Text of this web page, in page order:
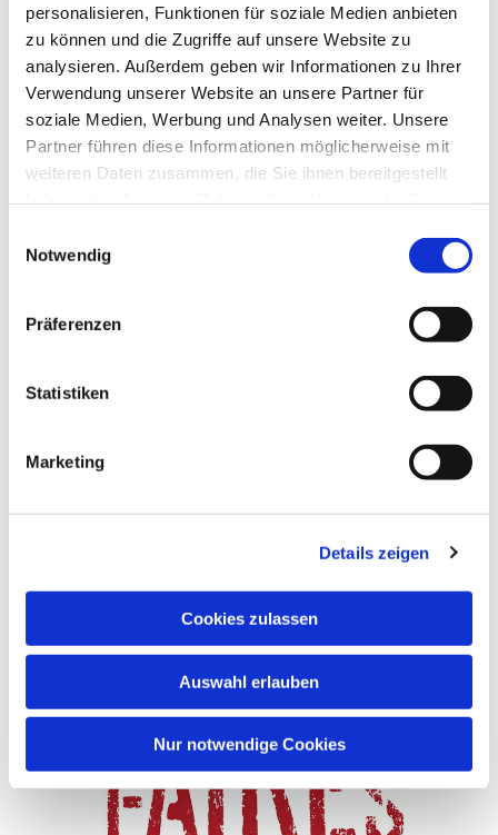
personalisieren, Funktionen für soziale Medien anbieten
zu können und die Zugriffe auf unsere Website zu
analysieren. Außerdem geben wir Informationen zu Ihrer
Verwendung unserer Website an unsere Partner für
soziale Medien, Werbung und Analysen weiter. Unsere
Partner führen diese Informationen möglicherweise mit
weiteren Daten zusammen, die Sie ihnen bereitgestellt
Notwendig
Präferenzen
Statistiken
Marketing
Details zeigen
Cookies zulassen
Auswahl erlauben
Nur notwendige Cookies
Unsere Einrichtung nimmt am Kulturrucksack
NRW teil. Der Kulturrucksack ist ein Format von
Kulturangeboten für Kinder und Jugendliche im
Alter von 10 bis 14 Jahren. Die Workshops und
Projekte werden durch das Land NRW gefördert.
Sie werden jeweils von einer*einem Künstler*in
Musik, Kunst oder Fotografie abgedeckt.